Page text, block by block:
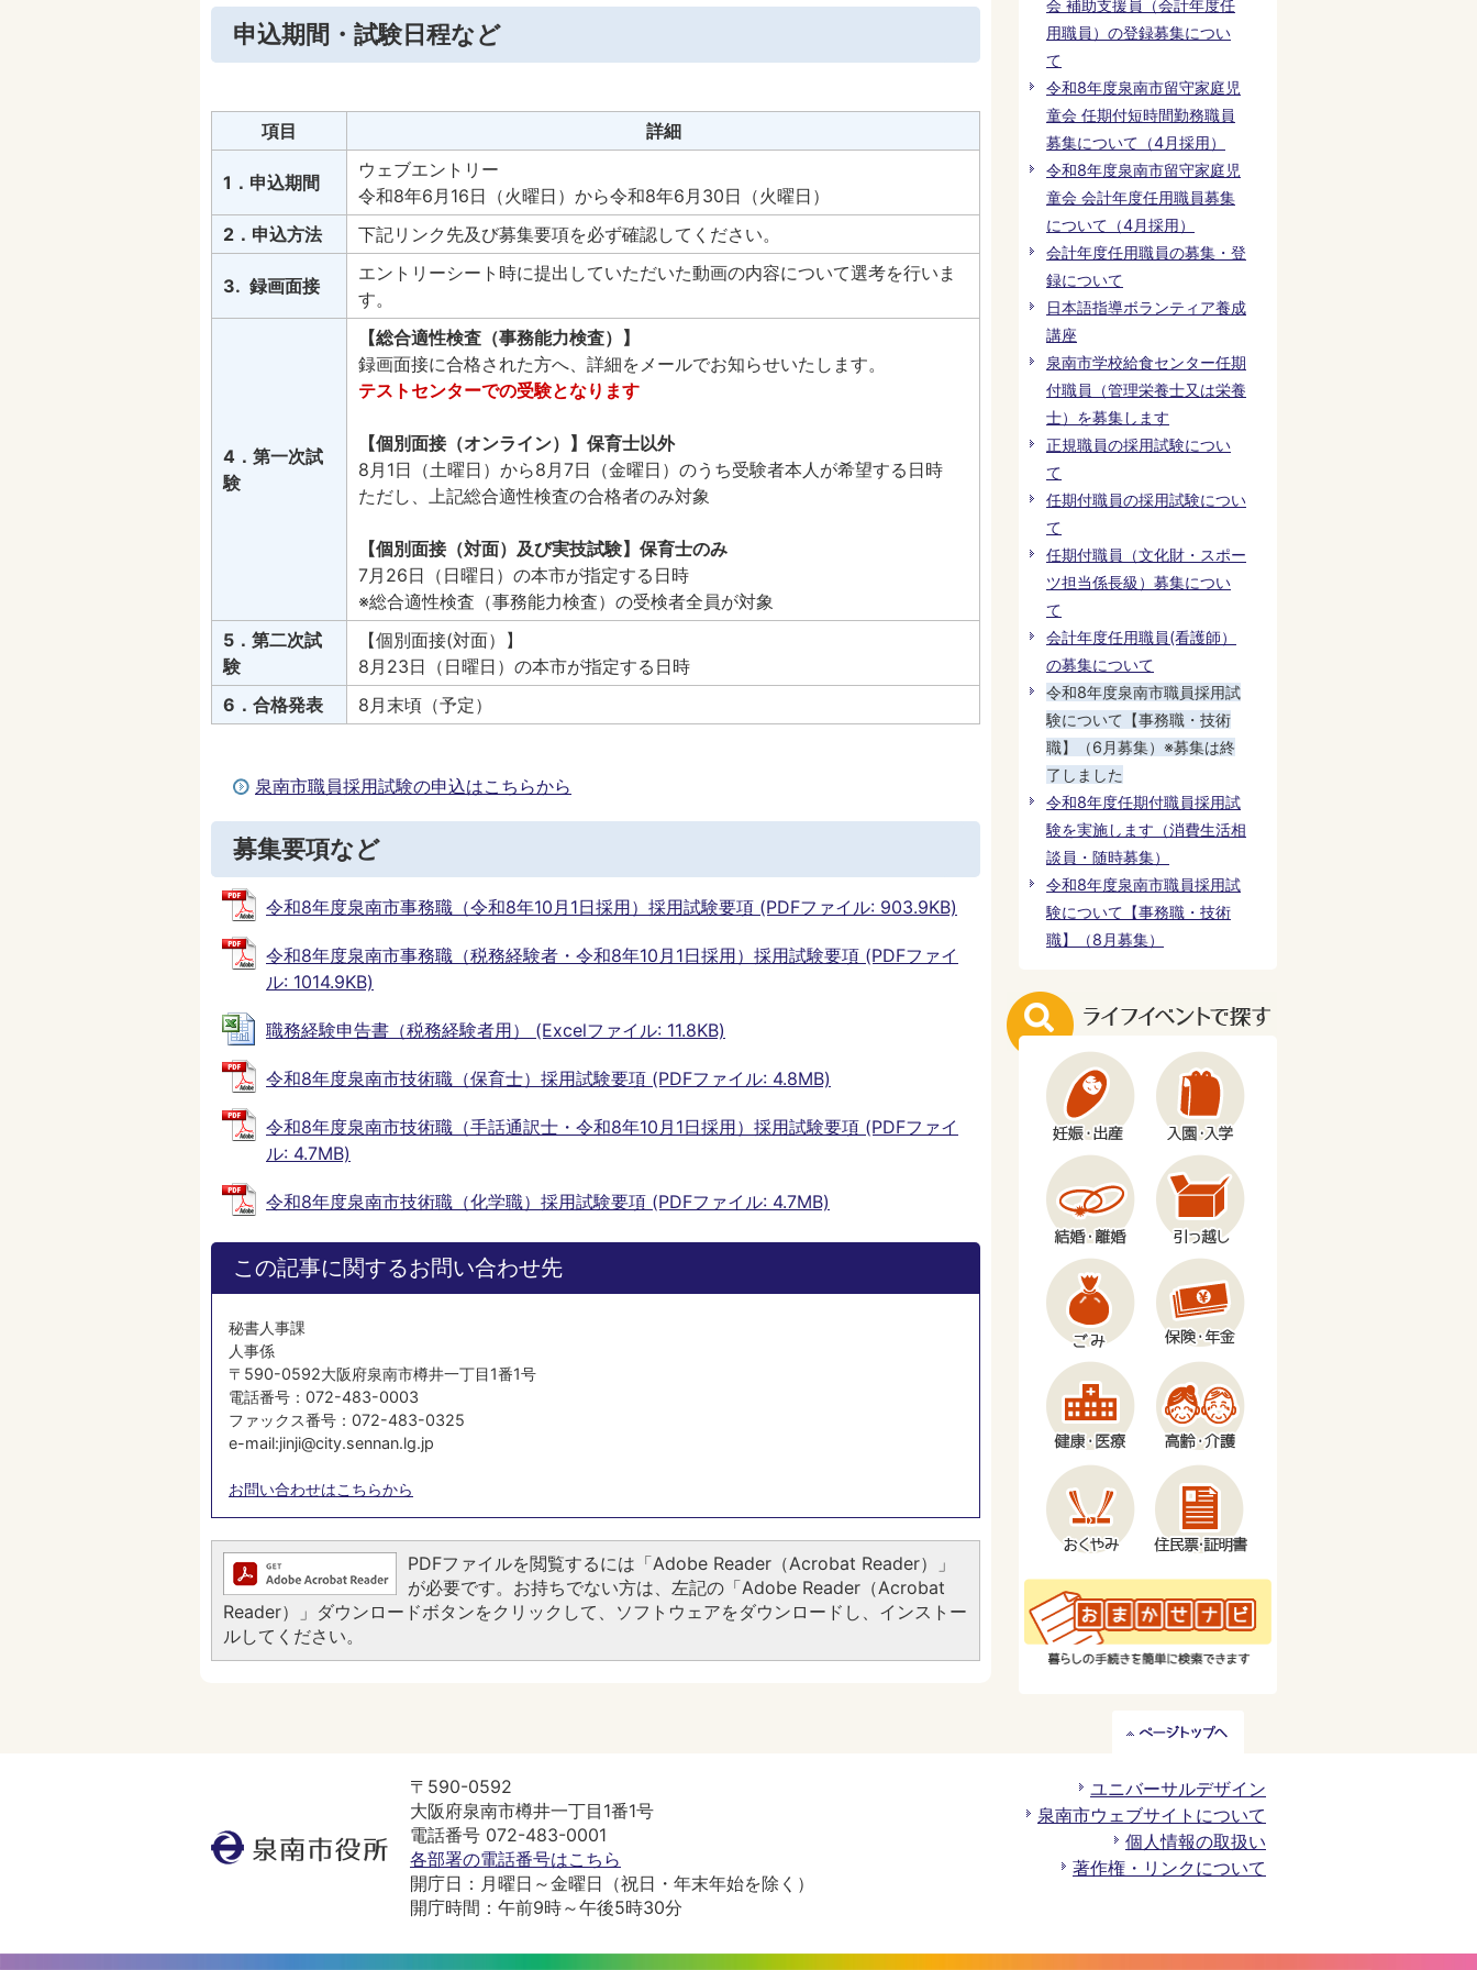
申込期間・試験日程など
項目 詳細
1．申込期間
ウェブエントリー
令和8年6月16日（火曜日）から令和8年6月30日（火曜日）
2．申込方法
下記リンク先及び募集要項を必ず確認してください。
3. 録画面接
エントリーシート時に提出していただいた動画の内容について選考を行いま
す。
4．第一次試
験
【総合適性検査（事務能力検査）】
録画面接に合格された方へ、詳細をメールでお知らせいたします。
テストセンターでの受験となります
【個別面接（オンライン）】保育士以外
8月1日（土曜日）から8月7日（金曜日）のうち受験者本人が希望する日時
ただし、上記総合適性検査の合格者のみ対象
【個別面接（対面）及び実技試験】保育士のみ
7月26日（日曜日）の本市が指定する日時
※総合適性検査（事務能力検査）の受検者全員が対象
5．第二次試
験
【個別面接(対面）】
8月23日（日曜日）の本市が指定する日時
6．合格発表
8月末頃（予定）
泉南市職員採用試験の申込はこちらから
募集要項など
令和8年度泉南市事務職（令和8年10月1日採用）採用試験要項 (PDFファイル: 903.9KB)
令和8年度泉南市事務職（税務経験者・令和8年10月1日採用）採用試験要項 (PDFファイ
ル: 1014.9KB)
職務経験申告書（税務経験者用） (Excelファイル: 11.8KB)
令和8年度泉南市技術職（保育士）採用試験要項 (PDFファイル: 4.8MB)
令和8年度泉南市技術職（手話通訳士・令和8年10月1日採用）採用試験要項 (PDFファイ
ル: 4.7MB)
令和8年度泉南市技術職（化学職）採用試験要項 (PDFファイル: 4.7MB)
この記事に関するお問い合わせ先
秘書人事課
人事係
〒590-0592大阪府泉南市樽井一丁目1番1号
電話番号：072-483-0003
ファックス番号：072-483-0325
e-mail:jinji@city.sennan.lg.jp
お問い合わせはこちらから
PDFファイルを閲覧するには「Adobe Reader（Acrobat Reader）」
が必要です。お持ちでない方は、左記の「Adobe Reader（Acrobat
Reader）」ダウンロードボタンをクリックして、ソフトウェアをダウンロードし、インストー
ルしてください。
会 補助支援員（会計年度任
用職員）の登録募集につい
て
令和8年度泉南市留守家庭児
童会 任期付短時間勤務職員
募集について（4月採用）
令和8年度泉南市留守家庭児
童会 会計年度任用職員募集
について（4月採用）
会計年度任用職員の募集・登
録について
日本語指導ボランティア養成
講座
泉南市学校給食センター任期
付職員（管理栄養士又は栄養
士）を募集します
正規職員の採用試験につい
て
任期付職員の採用試験につい
て
任期付職員（文化財・スポー
ツ担当係長級）募集につい
て
会計年度任用職員(看護師）
の募集について
令和8年度泉南市職員採用試
験について【事務職・技術
職】（6月募集）※募集は終
了しました
令和8年度任期付職員採用試
験を実施します（消費生活相
談員・随時募集）
令和8年度泉南市職員採用試
験について【事務職・技術
職】（8月募集）
ト
ッ
プ
へ
泉
南
〒590-0592
大阪府泉南市樽井一丁目1番1号
電話番号 072-483-0001
各部署の電話番号はこちら
開庁日：月曜日～金曜日（祝日・年末年始を除く）
開庁時間：午前9時～午後5時30分
ユニバーサルデザイン
泉南市ウェブサイトについて
個人情報の取扱い
著作権・リンクについて